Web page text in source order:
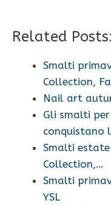
Related Posts:
Smalti
Collection,
Nail art
Gli smalti
conquistano
Smalti
Collection,…
Smalti
YSL